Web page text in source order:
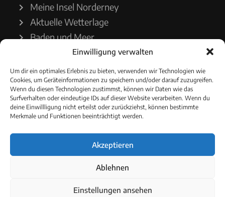
Einwilligung verwalten
Um dir ein optimales Erlebnis zu bieten, verwenden wir Technologien wie
Cookies, um Geräteinformationen zu speichern und/oder darauf zuzugreifen.
Wenn du diesen Technologien zustimmst, können wir Daten wie das
Surfverhalten oder eindeutige IDs auf dieser Website verarbeiten. Wenn du
deine Einwillligung nicht erteilst oder zurückziehst, können bestimmte
Merkmale und Funktionen beeinträchtigt werden.
Akzeptieren
Ablehnen
Einstellungen ansehen
Meine Insel Norderney
Aktuelle Wetterlage
Baden und Meer
Wetterdienst
Wasserstände
Schiffsverkehr